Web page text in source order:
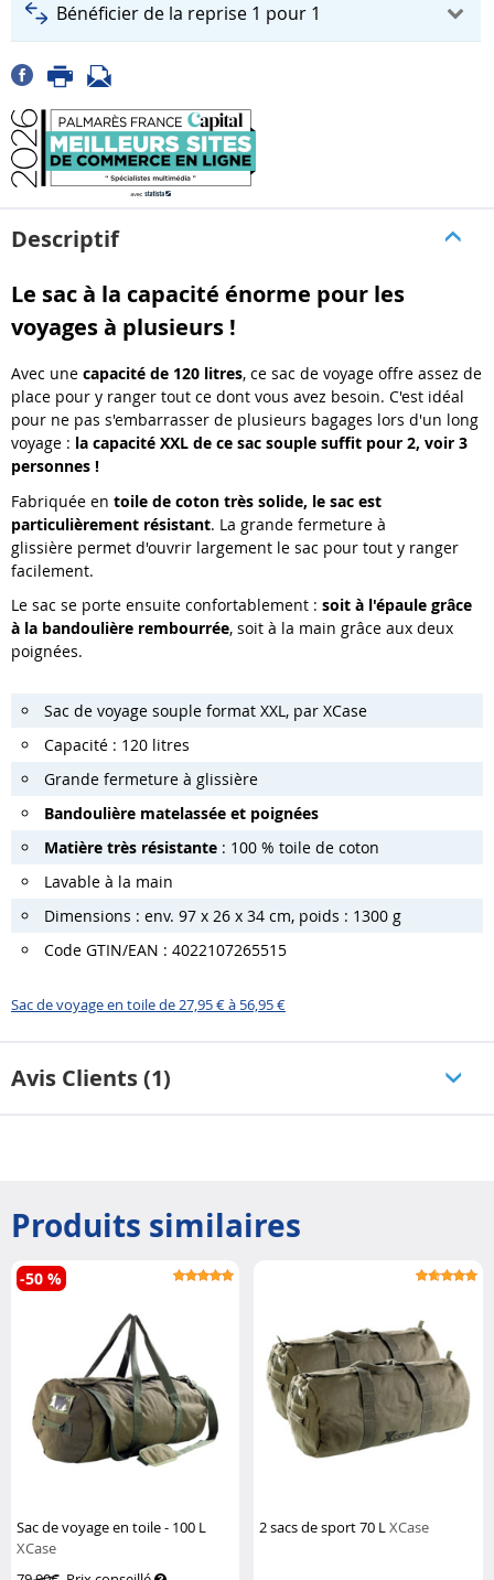
Bénéficier de la reprise 1 pour 1
Descriptif
Le sac à la capacité énorme pour les
voyages à plusieurs !
Avec une capacité de 120 litres, ce sac de voyage offre assez de
place pour y ranger tout ce dont vous avez besoin. C'est idéal
pour ne pas s'embarrasser de plusieurs bagages lors d'un long
voyage : la capacité XXL de ce sac souple suffit pour 2, voir 3
personnes !
Fabriquée en toile de coton très solide, le sac est
particulièrement résistant. La grande fermeture à
glissière permet d'ouvrir largement le sac pour tout y ranger
facilement.
Le sac se porte ensuite confortablement : soit à l'épaule grâce
à la bandoulière rembourrée, soit à la main grâce aux deux
poignées.
Sac de voyage souple format XXL, par XCase
Capacité : 120 litres
Grande fermeture à glissière
Bandoulière matelassée et poignées
Matière très résistante : 100 % toile de coton
Lavable à la main
Dimensions : env. 97 x 26 x 34 cm, poids : 1300 g
Code GTIN/EAN : 4022107265515
Sac de voyage en toile de 27,95 € à 56,95 €
Avis Clients (1)
Produits similaires
Sac de voyage en toile - 100 L
XCase
-50 %
2 sacs de sport 70 LXCase